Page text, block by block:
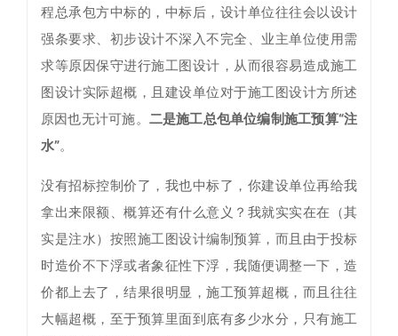
程总承包方中标的，中标后，设计单位往往会以设计
强条要求、初步设计不深入不完全、业主单位使用需
求等原因保守进行施工图设计，从而很容易造成施工
图设计实际超概，且建设单位对于施工图设计方所述
原因也无计可施。 二是施工总包单位编制施工预算“注
水”。
没有招标控制价了，我也中标了，你建设单位再给我
拿出来限额、概算还有什么意义？我就实实在在（其
实是注水）按照施工图设计编制预算，而且由于投标
时造价不下浮或者象征性下浮，我随便调整一下，造
价都上去了，结果很明显，施工预算超概，而且往往
大幅超概，至于预算里面到底有多少水分，只有施工